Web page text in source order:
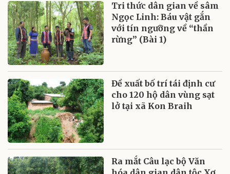
Tri thức dân gian về sâm
Ngọc Linh: Báu vật gắn
với tín ngưỡng về “thần
rừng” (Bài 1)
Đề xuất bố trí tái định cư
cho 120 hộ dân vùng sạt
lở tại xã Kon Braih
Ra mắt Câu lạc bộ Văn